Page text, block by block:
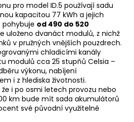
pro model ID.5 používají sadu
kapacitou 77 kWh a jejich
pohybuje od 490 do 520
uloženo dvanáct modulů, z nichž
v pružných vnějších pouzdrech.
chladicími kanály
modulů cca 25 stupňů Celsia –
výkonu, nabíjení
i z hlediska životnosti.
i po osmi letech provozu nebo
km bude mít sada akumulátorů
své původní využitelné